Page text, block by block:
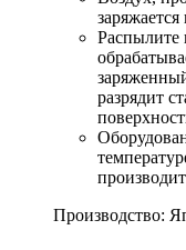
Распылите
разрядит
Производство: